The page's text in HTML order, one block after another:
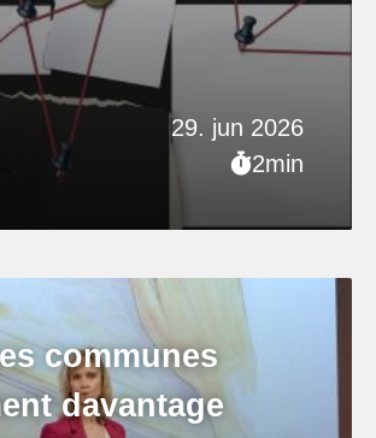
29. jun 2026
2min
communes
davantage